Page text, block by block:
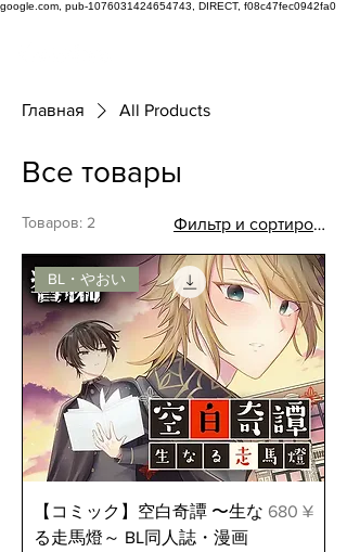
google.com, pub-1076031424654743, DIRECT, f08c47fec0942fa0
Главная All Products
Все товары
Товаров: 2 Фильтр и сортировка
BL・やおい
【コミック】空白奇譚 〜生な
る走馬燈～ BL同人誌・漫画
Цена
680 ¥